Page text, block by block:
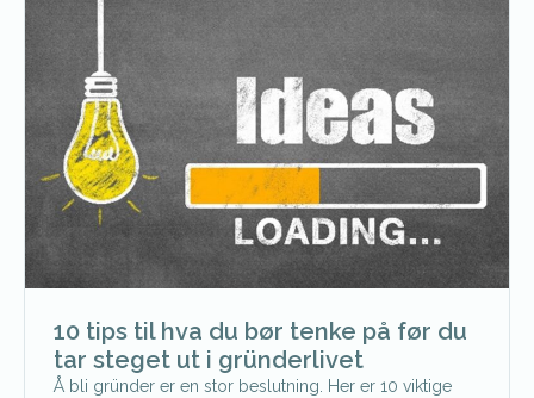
10 tips til hva du bør tenke på før du
tar steget ut i gründerlivet
Å bli gründer er en stor beslutning. Her er 10 viktige